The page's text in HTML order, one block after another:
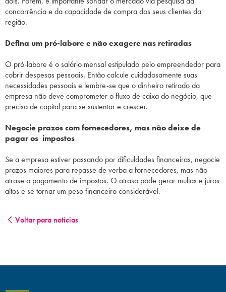
concorrência e da capacidade de compra dos seus clientes da
região.
Defina um pró-labore e não exagere nas retiradas
O pró-labore é o salário mensal estipulado pelo empreendedor para
cobrir despesas pessoais. Então calcule cuidadosamente suas
necessidades pessoais e lembre-se que o dinheiro retirado da
empresa não deve comprometer o fluxo de caixa do negócio, que
precisa de capital para se sustentar e crescer.
Negocie prazos com fornecedores, mas não deixe de
pagar os impostos
Se a empresa estiver passando por dificuldades financeiras, negocie
prazos maiores para repasse de verba a fornecedores, mas não
atrase o pagamento de impostos. O atraso pode gerar multas e juros
altos e se tornar um peso financeiro considerável.
Voltar para notícias